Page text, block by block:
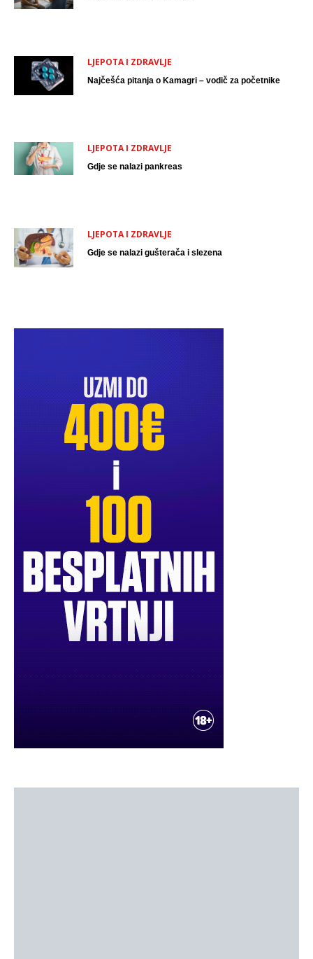
LJEPOTA I ZDRAVLJE
Najčešća pitanja o Kamagri – vodič za početnike
LJEPOTA I ZDRAVLJE
Gdje se nalazi pankreas
LJEPOTA I ZDRAVLJE
Gdje se nalazi gušterača i slezena